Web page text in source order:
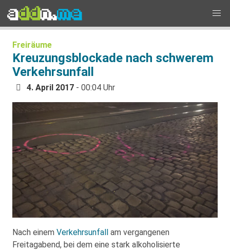
Freiräume
Kreuzungsblockade nach schwerem
Verkehrsunfall
4. April 2017 - 00:04 Uhr
Nach einem Verkehrsunfall am vergangenen
Freitagabend, bei dem eine stark alkoholisierte